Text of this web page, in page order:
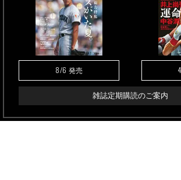
8/6 発売
雑誌定期購読のご案内